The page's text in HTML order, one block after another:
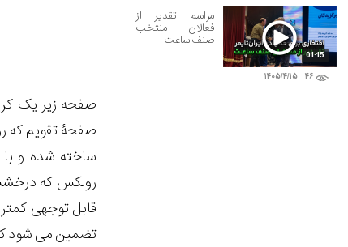
صفحه زیر یک
تضمین می شود
۴۶ ۱۴۰۵/۴/۱۵
01:15
مراسم تقدیر از
فعالان منتخب
صنف ساعت